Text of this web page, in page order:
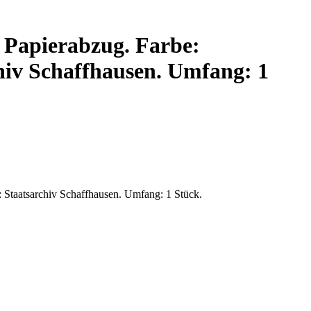
Farbe:
Schaffhausen. Umfang: 1
Schaffhausen. Umfang: 1 Stück.